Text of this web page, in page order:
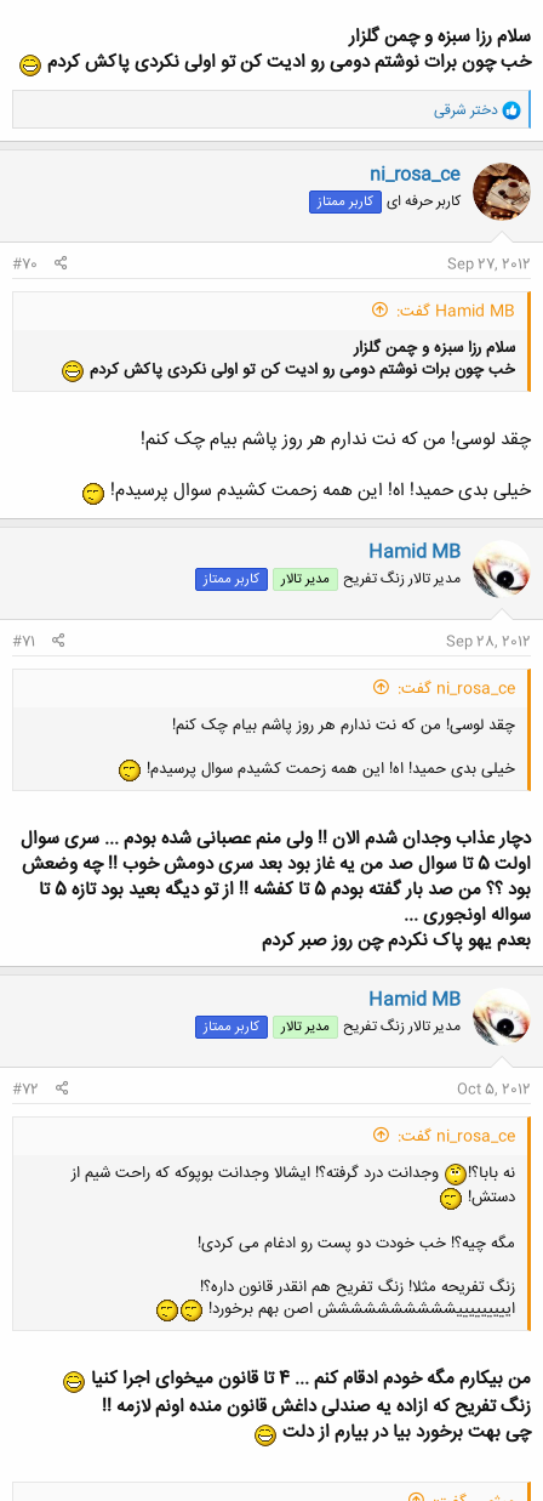
سلام رزا سبزه و چمن گلزار
خب چون برات نوشتم دومی رو ادیت کن تو اولی نکردی پاکش کردم
و
ا
ک
ن
ش
ه
ا
دختر شرقی
ni_rosa_ce
کاربر حرفه ای کاربر ممتاز
Sep 27, 2012
#70
Hamid MB گفت:
سلام رزا سبزه و چمن گلزار
خب چون برات نوشتم دومی رو ادیت کن تو اولی نکردی پاکش کردم
چقد لوسی! من که نت ندارم هر روز پاشم بیام چک کنم!
خیلی بدی حمید! اه! این همه زحمت کشیدم سوال پرسیدم!
Hamid MB
مدیر تالار زنگ تفریح مدیر تالار کاربر ممتاز
Sep 28, 2012
#71
ni_rosa_ce گفت:
چقد لوسی! من که نت ندارم هر روز پاشم بیام چک کنم!
خیلی بدی حمید! اه! این همه زحمت کشیدم سوال پرسیدم!
دچار عذاب وجدان شدم الان !! ولی منم عصبانی شده بودم ... سری سوال
اولت 5 تا سوال صد من یه غاز بود بعد سری دومش خوب !! چه وضعش
بود ؟؟ من صد بار گفته بودم 5 تا کفشه !! از تو دیگه بعید بود تازه 5 تا
سواله اونجوری ...
بعدم یهو پاک نکردم چن روز صبر کردم
Hamid MB
مدیر تالار زنگ تفریح مدیر تالار کاربر ممتاز
Oct 5, 2012
#72
ni_rosa_ce گفت:
نه بابا؟!
وجدانت درد گرفته؟! ایشالا وجدانت بوپوکه که راحت شیم از
دستش!
مگه چیه؟! خب خودت دو پست رو ادغام می کردی!
زنگ تفریحه مثلا! زنگ تفریح هم انقدر قانون داره؟!
ایییییییییشششششششششش اصن بهم برخورد!
من بیکارم مگه خودم ادقام کنم ... 4 تا قانون میخوای اجرا کنیا
زنگ تفریح که ازاده یه صندلی داغش قانون منده اونم لازمه !!
چی بهت برخورد بیا در بیارم از دلت